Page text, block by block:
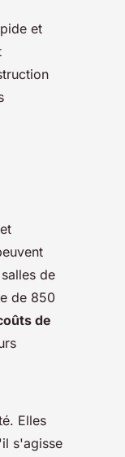
et
de
de 850
de
Elles
s'agisse